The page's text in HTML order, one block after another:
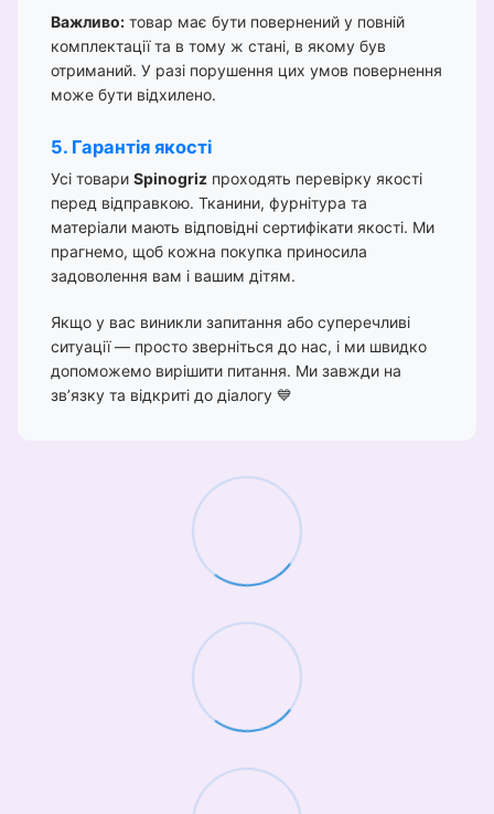
Важливо: товар має бути повернений у повній
комплектації та в тому ж стані, в якому був
отриманий. У разі порушення цих умов повернення
може бути відхилено.
5. Гарантія якості
Усі товари Spinogriz проходять перевірку якості
перед відправкою. Тканини, фурнітура та
матеріали мають відповідні сертифікати якості. Ми
прагнемо, щоб кожна покупка приносила
задоволення вам і вашим дітям.
Якщо у вас виникли запитання або суперечливі
ситуації — просто зверніться до нас, і ми швидко
допоможемо вирішити питання. Ми завжди на
зв’язку та відкриті до діалогу 💙